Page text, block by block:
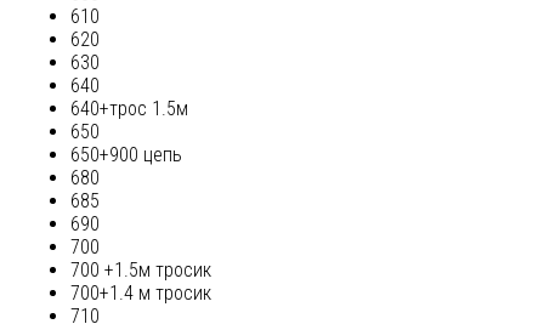
610
620
630
640
640+трос 1.5м
650
650+900 цепь
680
685
690
700
700 +1.5м тросик
700+1.4 м тросик
710